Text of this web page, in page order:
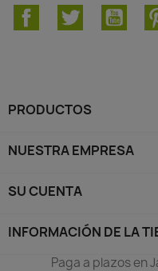
FacebookTwitter
PRODUCTOS
NUESTRA EMPRESA
SU CUENTA
INFORMACIÓN DE LA
Paga a plazos en